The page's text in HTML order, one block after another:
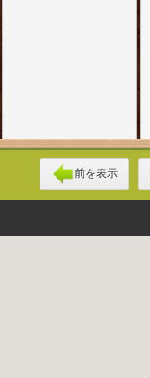
前を表示